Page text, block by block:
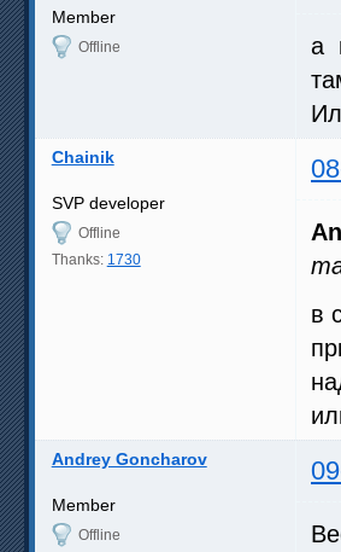
Member
Offline
а
Chainik
SVP developer
Offline
Thanks: 1730
в
Andrey Goncharov
Member
Offline